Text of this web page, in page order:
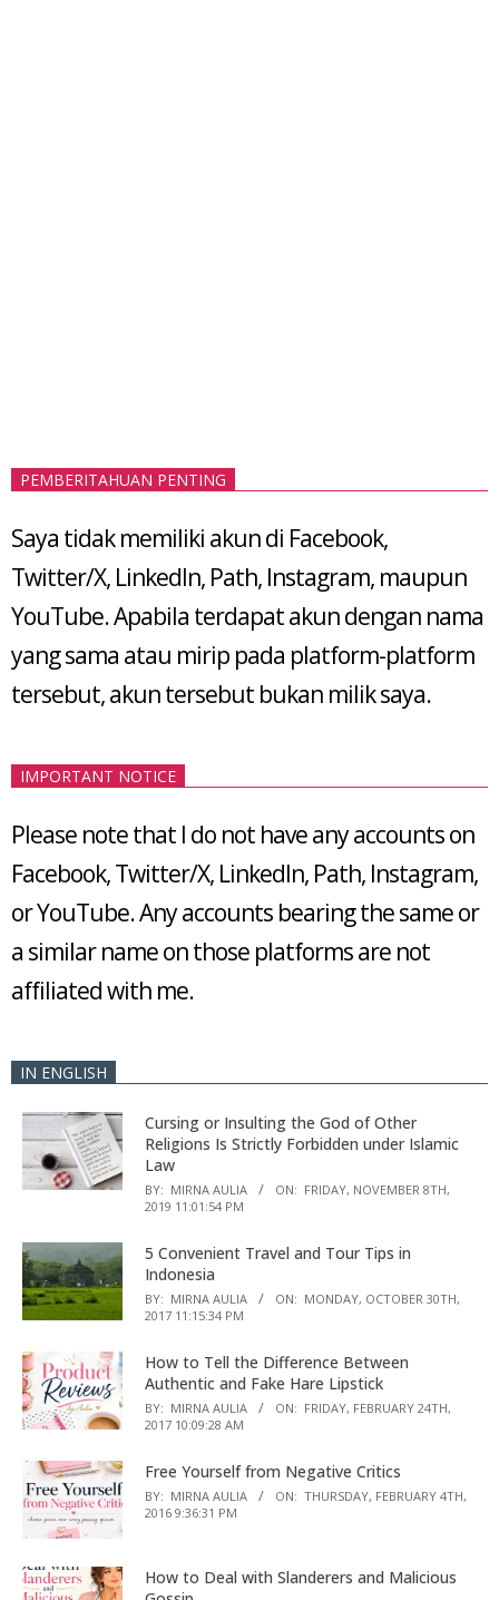
PEMBERITAHUAN PENTING
Saya tidak memiliki akun di Facebook,
Twitter/X, LinkedIn, Path, Instagram, maupun
YouTube. Apabila terdapat akun dengan nama
yang sama atau mirip pada platform-platform
tersebut, akun tersebut bukan milik saya.
IMPORTANT NOTICE
Please note that I do not have any accounts on
Facebook, Twitter/X, LinkedIn, Path, Instagram,
or YouTube. Any accounts bearing the same or
a similar name on those platforms are not
affiliated with me.
IN ENGLISH
Cursing or Insulting the God of Other
Religions Is Strictly Forbidden under Islamic
Law
BY: MIRNA AULIA ON: FRIDAY, NOVEMBER 8TH,
2019 11:01:54 PM
5 Convenient Travel and Tour Tips in
Indonesia
BY: MIRNA AULIA ON: MONDAY, OCTOBER 30TH,
2017 11:15:34 PM
How to Tell the Difference Between
Authentic and Fake Hare Lipstick
BY: MIRNA AULIA ON: FRIDAY, FEBRUARY 24TH,
2017 10:09:28 AM
Free Yourself from Negative Critics
BY: MIRNA AULIA ON: THURSDAY, FEBRUARY 4TH,
2016 9:36:31 PM
How to Deal with Slanderers and Malicious